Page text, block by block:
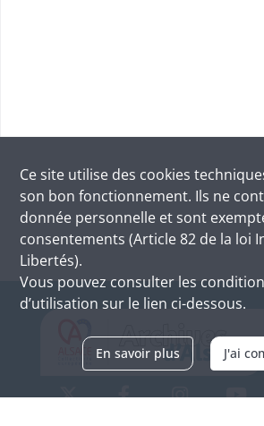
Ce site utilise des cookies
son bon fonctionnement. Ils ne
donnée personnelle et sont
consentements (Article 82 de la loi
Libertés).
Vous pouvez consulter les
d’utilisation sur le lien ci-dessous.
En savoir plus J'ai